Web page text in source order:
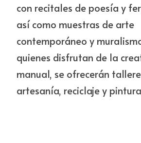
con recitales de poesía y
así como muestras de arte
contemporáneo y
quienes disfrutan de la
manual, se ofrecerán
artesanía, reciclaje y